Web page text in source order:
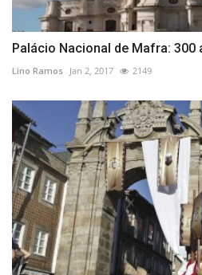
Palácio Nacional de Mafra:
Lino Ramos Jan 2, 2017 2149